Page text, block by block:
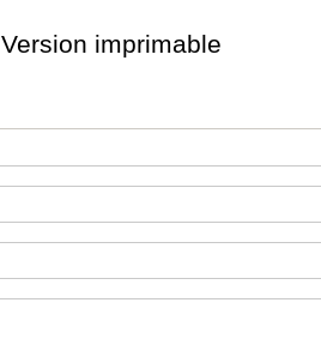
Version imprimable